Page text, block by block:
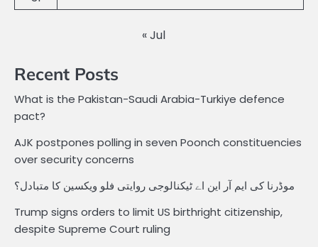
« Jul
Recent Posts
What is the Pakistan-Saudi Arabia-Turkiye defence
pact?
AJK postpones polling in seven Poonch constituencies
over security concerns
موڈرنا کی ایم آر این اے ٹیکنالوجی روایتی فلو ویکسین کا متبادل؟
Trump signs orders to limit US birthright citizenship,
despite Supreme Court ruling